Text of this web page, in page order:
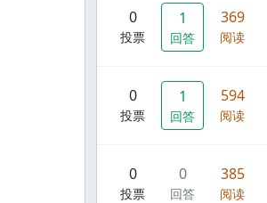
0
投票
1
回答
369
阅读
0
投票
1
回答
594
阅读
0
投票
0
回答
385
阅读